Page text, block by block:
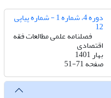
دوره 4، شماره 1 - شماره پیاپی
12
فصلنامه علمی مطالعات فقه
اقتصادی
بهار 1401
صفحه51-71